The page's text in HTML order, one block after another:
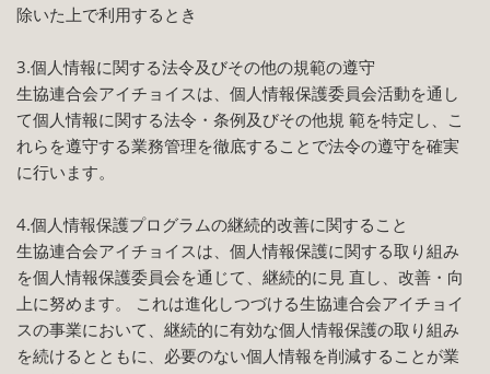
除いた上で利用するとき
3.個人情報に関する法令及びその他の規範の遵守
生協連合会アイチョイスは、個人情報保護委員会活動を通し
て個人情報に関する法令・条例及びその他規 範を特定し、こ
れらを遵守する業務管理を徹底することで法令の遵守を確実
に行います。
4.個人情報保護プログラムの継続的改善に関すること
生協連合会アイチョイスは、個人情報保護に関する取り組み
を個人情報保護委員会を通じて、継続的に見 直し、改善・向
上に努めます。 これは進化しつづける生協連合会アイチョイ
スの事業において、継続的に有効な個人情報保護の取り組み
を続けるとともに、必要のない個人情報を削減することが業